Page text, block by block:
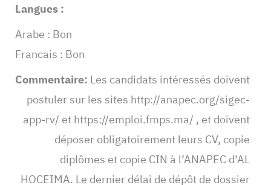
Langues :
Arabe : Bon
Francais : Bon
Commentaire: Les candidats intéressés doivent
postuler sur les sites http://anapec.org/sigec-
app-rv/ et https://emploi.fmps.ma/ , et doivent
déposer obligatoirement leurs CV, copie
diplômes et copie CIN à l’ANAPEC d’AL
HOCEIMA. Le dernier délai de dépôt de dossier